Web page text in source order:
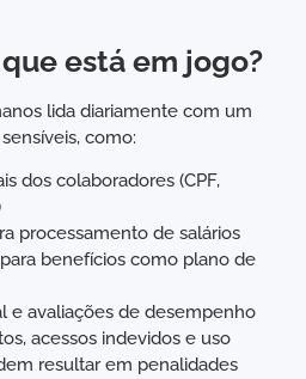
que está em jogo?
lida diariamente com um
como:
dos colaboradores (CPF,
processamento de salários
benefícios como plano de
e avaliações de desempenho
acessos indevidos e uso
resultar em penalidades